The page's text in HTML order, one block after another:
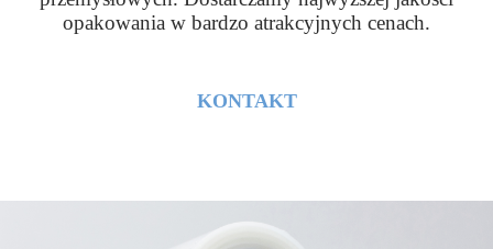
opakowania w bardzo atrakcyjnych cenach.
KONTAKT